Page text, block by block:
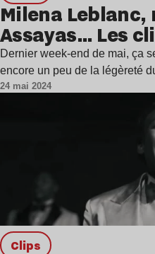
Milena
Assayas… Les
Dernier week-end de mai, ça
encore un peu de la légèreté
24 mai 2024
clips